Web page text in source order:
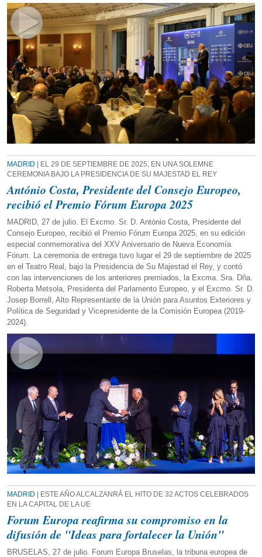
MADRID | EL 29 DE SEPTIEMBRE DE 2025, EN UNA SOLEMNE
CEREMONIA BAJO LA PRESIDENCIA DE SU MAJESTAD EL REY
António Costa, Presidente del Consejo Europeo,
recibió el Premio Fórum Europa 2025
MADRID, 27 de julio. El Excmo. Sr. D. António Costa, Presidente del
Consejo Europeo, recibió el Premio Fórum Europa 2025, en su edición
especial conmemorativa del XXV Aniversario de Nueva Economía
Fórum. La ceremonia de entrega tuvo lugar el 29 de septiembre de 2025
en el Teatro Real, bajo la Presidencia de Su Majestad el Rey, y contó
con las intervenciones de los anteriores premiados, la Excma. Sra. Dña.
Roberta Metsola, Presidenta del Parlamento Europeo, y el Excmo. Sr. D.
Josep Borrell, Alto Representante de la Unión para Asuntos Exteriores y
Política de Seguridad y Vicepresidente de la Comisión Europea (2019-
2024).
MADRID | ESTE AÑO ALCALZANRÁ EL HITO DE 32 ACTOS CELEBRADOS
EN LA CAPITAL DE LA UE
Forum Europa reafirma su compromiso en la
difusión de "Ideas para fortalecer la Unión"
BRUSELAS, 27 de julio. Forum Europa Bruselas, la tribuna europea de